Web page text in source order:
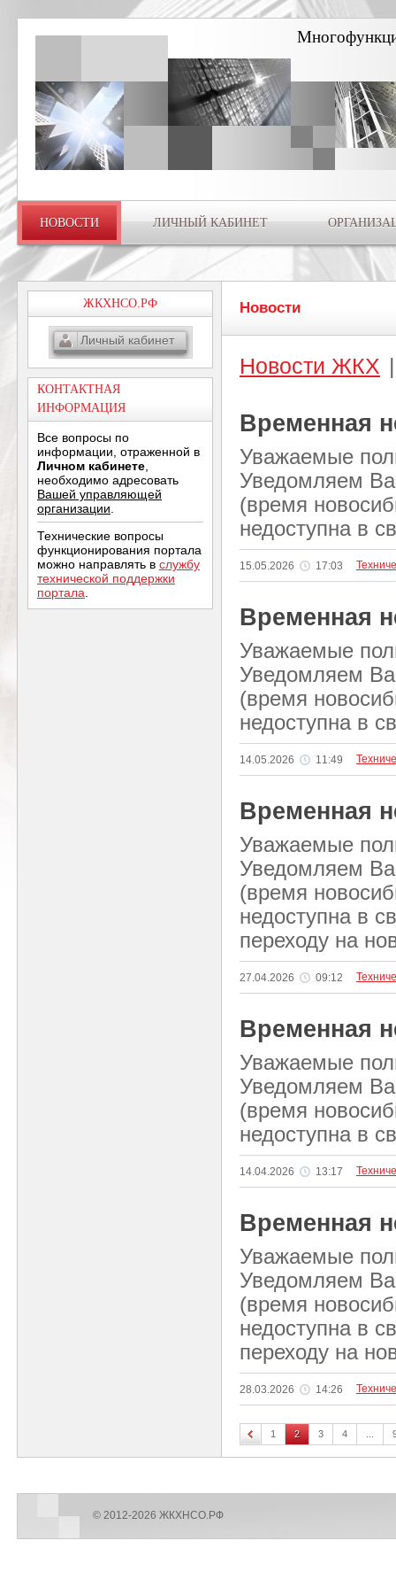
НОВОСТИ ЛИЧНЫЙ КАБИНЕТ
ЖКХНСО.РФ
Личный кабинет
КОНТАКТНАЯ
ИНФОРМАЦИЯ
Все вопросы по
информации, отраженной в
Личном кабинете
необходимо адресовать
Вашей управляющей
организации
Технические вопросы
функционирования портала
можно направлять в службу
технической поддержки
портала
Новости
Новости ЖКХ |
Временная
Уважаемые
Уведомляем
(время
недоступна в
15.05.2026 17:03
Временная
Уважаемые
Уведомляем
(время
недоступна в
14.05.2026 11:49
Временная
Уважаемые
Уведомляем
(время
недоступна в
переходу на
27.04.2026 09:12
Временная
Уважаемые
Уведомляем
(время
недоступна в
14.04.2026 13:17
Временная
Уважаемые
Уведомляем
(время
недоступна в
переходу на
28.03.2026 14:26
1 2 3 4
© 2012-2026 ЖКХНСО.РФ